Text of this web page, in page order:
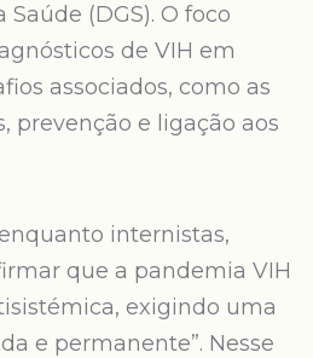
(DGS). O foco
de VIH em
associados, como as
prevenção e ligação aos
internistas,
que a pandemia VIH
exigindo uma
e permanente”. Nesse